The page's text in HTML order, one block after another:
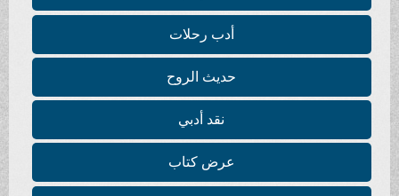
أدب رحلات
حديث الروح
نقد أدبي
عرض كتاب